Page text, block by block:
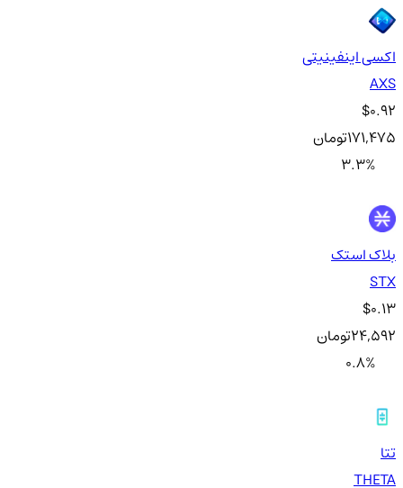
اکسی اینفینیتی
AXS
$0.92
171,475تومان
3.3%
بلاک استک
STX
$0.13
24,592تومان
0.8%
تتا
THETA